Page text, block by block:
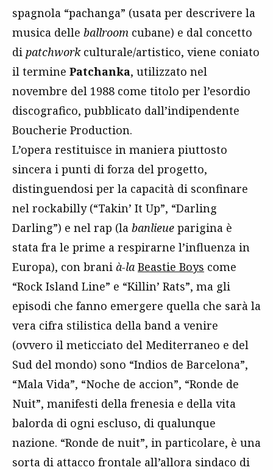
spagnola “pachanga” (usata per descrivere la
musica delle ballroom cubane) e dal concetto
di patchworkculturale/artistico, viene coniato
il termine Patchanka, utilizzato nel
novembre del 1988 come titolo per l’esordio
discografico, pubblicato dall’indipendente
Boucherie Production.
L’opera restituisce in maniera piuttosto
sincera i punti di forza del progetto,
distinguendosi per la capacità di sconfinare
nel rockabilly (“Takin’ It Up”, “Darling
Darling”) e nel rap (la banlieue parigina è
stata fra le prime a respirarne l’influenza in
Europa), con brani à-la Beastie Boys come
“Rock Island Line” e “Killin’ Rats”, ma gli
episodi che fanno emergere quella che sarà la
vera cifra stilistica della band a venire
(ovvero il meticciato del Mediterraneo e del
Sud del mondo) sono “Indios de Barcelona”,
“Mala Vida”, “Noche de accion”, “Ronde de
Nuit”, manifesti della frenesia e della vita
balorda di ogni escluso, di qualunque
nazione. “Ronde de nuit”, in particolare, è una
sorta di attacco frontale all’allora sindaco di